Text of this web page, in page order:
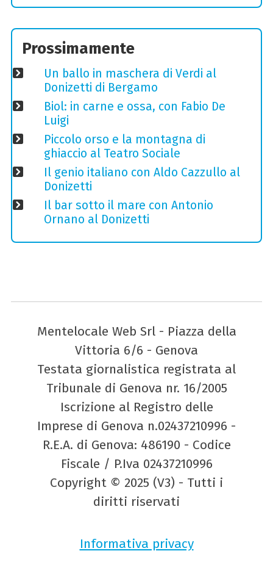
Prossimamente
Un ballo in maschera di Verdi al
Donizetti di Bergamo
Biol: in carne e ossa, con Fabio De
Luigi
Piccolo orso e la montagna di
ghiaccio al Teatro Sociale
Il genio italiano con Aldo Cazzullo al
Donizetti
Il bar sotto il mare con Antonio
Ornano al Donizetti
Mentelocale Web Srl - Piazza della
Vittoria 6/6 - Genova
Testata giornalistica registrata al
Tribunale di Genova nr. 16/2005
Iscrizione al Registro delle
Imprese di Genova n.02437210996 -
R.E.A. di Genova: 486190 - Codice
Fiscale / P.Iva 02437210996
Copyright © 2025 (V3) - Tutti i
diritti riservati
Informativa privacy